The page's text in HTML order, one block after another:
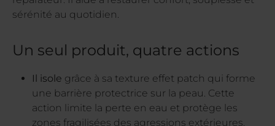
sérénité au quotidien.
Un seul produit, quatre actions
Il isole grâce à sa texture effet patch qui forme
une barrière protectrice sur la peau. Cette
action limite la perte en eau et protège les
zones fragilisées des agressions extérieures.